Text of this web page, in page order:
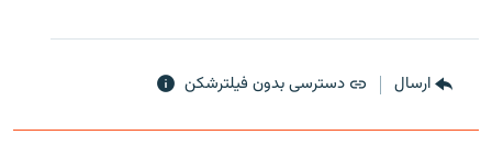
ارسال دسترسی بدون فیلترشکن